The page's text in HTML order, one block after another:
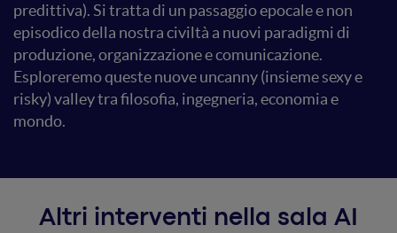
predittiva). Si tratta di un passaggio epocale e non
episodico della nostra civiltà a nuovi paradigmi di
produzione, organizzazione e comunicazione.
Esploreremo queste nuove uncanny (insieme sexy e
risky) valley tra filosofia, ingegneria, economia e
mondo.
Altri interventi nella sala AI